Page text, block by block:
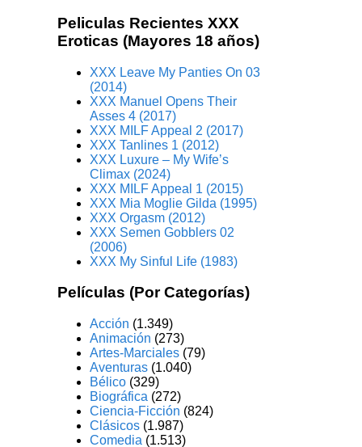
Peliculas Recientes XXX
Eroticas (Mayores 18 años)
XXX Leave My Panties On 03
(2014)
XXX Manuel Opens Their
Asses 4 (2017)
XXX MILF Appeal 2 (2017)
XXX Tanlines 1 (2012)
XXX Luxure – My Wife’s
Climax (2024)
XXX MILF Appeal 1 (2015)
XXX Mia Moglie Gilda (1995)
XXX Orgasm (2012)
XXX Semen Gobblers 02
(2006)
XXX My Sinful Life (1983)
Películas (Por Categorías)
Acción (1.349)
Animación (273)
Artes-Marciales (79)
Aventuras (1.040)
Bélico (329)
Biográfica (272)
Ciencia-Ficción (824)
Clásicos (1.987)
Comedia (1.513)